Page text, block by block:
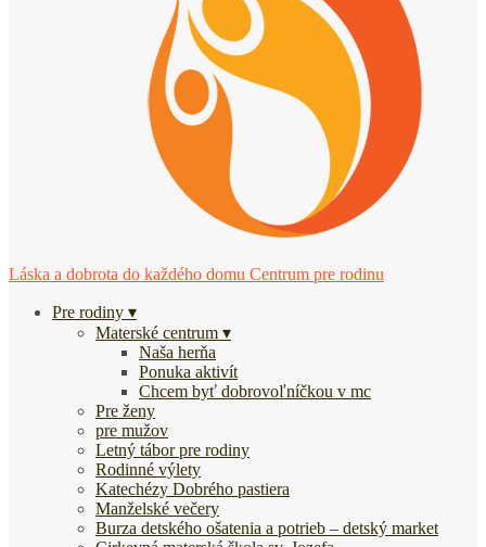
Láska a dobrota do každého domu Centrum pre rodinu
Pre rodiny
Materské centrum
Naša herňa
Ponuka aktivít
Chcem byť dobrovoľníčkou v mc
Pre ženy
pre mužov
Letný tábor pre rodiny
Rodinné výlety
Katechézy Dobrého pastiera
Manželské večery
Burza detského ošatenia a potrieb – detský market